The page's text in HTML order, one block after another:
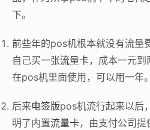
下。
前些年的pos机根本就没有流量
自己买一张流量卡，成本一元
在pos机里面使用，可以用一年。
后来电签版pos机流行起来以后
明了内置流量卡，由支付公司